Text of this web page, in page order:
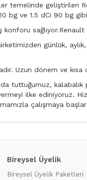
temelinde geliştirilen
bg ve 1.5 dCi 90 bg
günlük,
Uzun dönem ve
tuttuğumuz, kalabalık
ilke ediniyoruz.
çalışmaya
Bireysel Üyelik
Bireysel Üyelik Paketleri